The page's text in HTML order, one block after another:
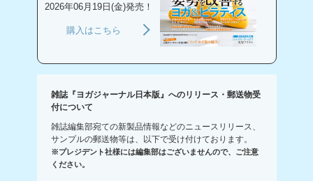
2026年06月19日(金)発売！
購入はこちら
雑誌『ヨガジャーナル日本版』へのリリース・郵送物受
付について
雑誌編集部宛ての新製品情報などのニュースリリース、
サンプルの郵送物等は、以下で受け付けております。
※プレジデント社様には編集部はございませんので、ご注意
ください。